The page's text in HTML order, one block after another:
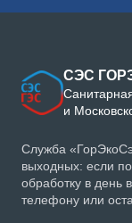
СЭС
и
Служба
выходных: если
обработку в день
телефону или